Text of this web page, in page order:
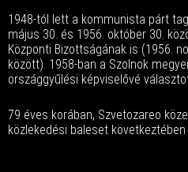
1948-tól lett a kommunista párt
május 30. és 1956. október 30.
Központi Bizottságának is (1956.
között). 1958-ban a Szolnok
országgyűlési képviselővé
79 éves korában, Szvetozareo
közlekedési baleset